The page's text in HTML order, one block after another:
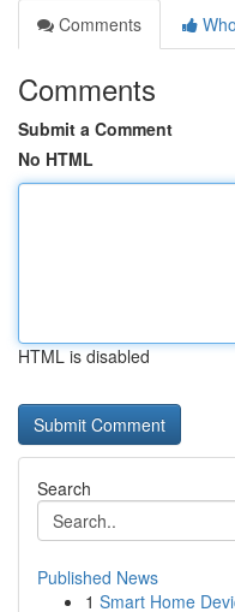
Comments
Comments
Submit a Comment
No HTML
HTML is disabled
Search
Published News
1 Smart Home